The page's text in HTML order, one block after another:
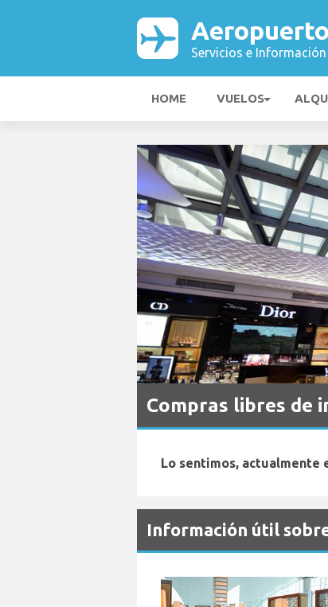
Servicios e
HOME VUELOS
Compras libres de
Lo sentimos,
Información útil